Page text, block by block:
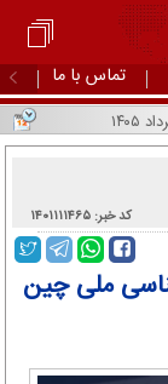
تماس با ما
کد خبر: ۱۴۰۱۱۱۱۴۶۵
ملی چین